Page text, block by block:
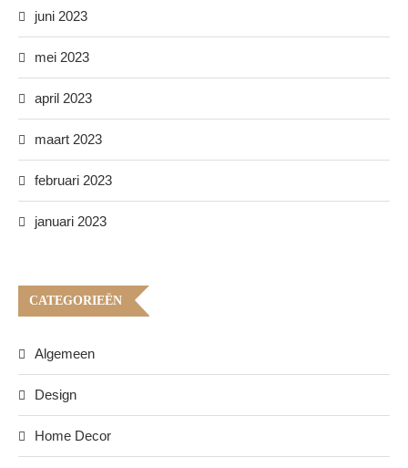
juni 2023
mei 2023
april 2023
maart 2023
februari 2023
januari 2023
CATEGORIEËN
Algemeen
Design
Home Decor